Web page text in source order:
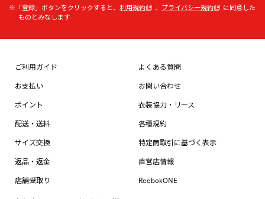
※「登録」ボタンをクリックすると、 利用規約 、 プライバシー規約
に同意した
ものとみなします
ご利用ガイド
お支払い
ポイント
配送・送料
サイズ交換
返品・返金
店舗受取り
よくある質問
お問い合わせ
衣装協力・リース
各種規約
特定商取引に基づく表示
直営店情報
ReebokONE